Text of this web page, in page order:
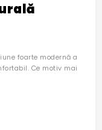
foarte modernă a
Ce motiv mai